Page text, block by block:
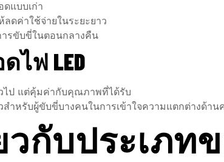
แบบเก่า
ดค่าใช้จ่ายในระยะยาว
ารขับขี่ในตอนกลางคืน
ไฟ LED
ไป แต่คุ้มค่ากับคุณภาพที่ได้รับ
สำหรับผู้ขับขี่บางคนในการเข้าใจความแตกต่างด้าน
วกับประเภท